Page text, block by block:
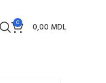
0 0,00 MDL